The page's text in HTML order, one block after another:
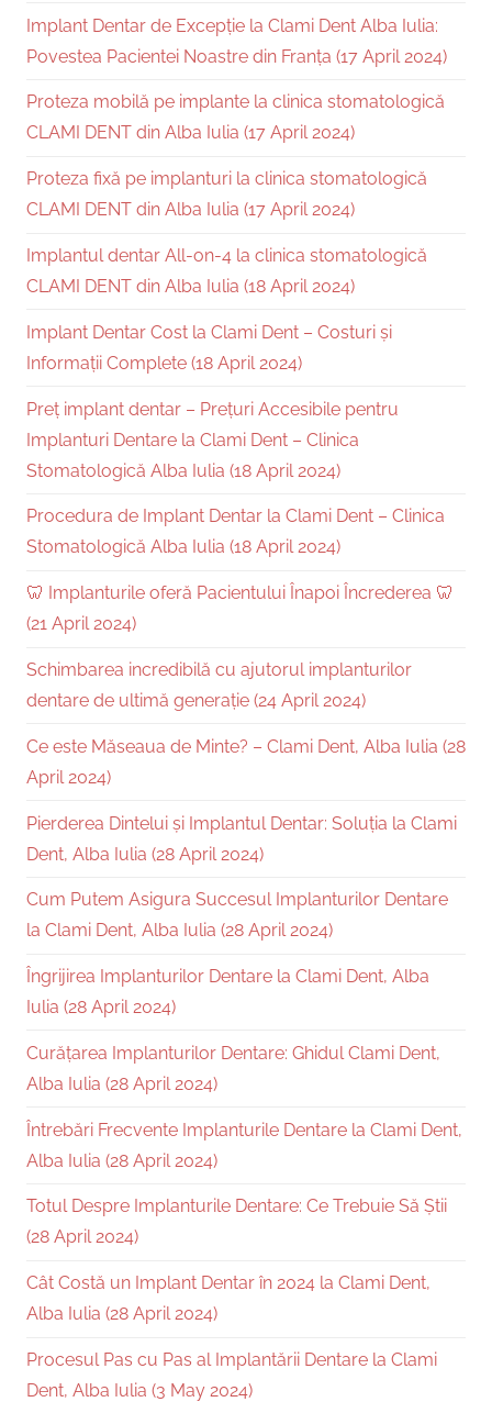
Implant Dentar de Excepție la Clami Dent Alba Iulia:
Povestea Pacientei Noastre din Franța (17 April 2024)
Proteza mobilă pe implante la clinica stomatologică
CLAMI DENT din Alba Iulia (17 April 2024)
Proteza fixă pe implanturi la clinica stomatologică
CLAMI DENT din Alba Iulia (17 April 2024)
Implantul dentar All-on-4 la clinica stomatologică
CLAMI DENT din Alba Iulia (18 April 2024)
Implant Dentar Cost la Clami Dent – Costuri și
Informații Complete (18 April 2024)
Preț implant dentar – Prețuri Accesibile pentru
Implanturi Dentare la Clami Dent – Clinica
Stomatologică Alba Iulia (18 April 2024)
Procedura de Implant Dentar la Clami Dent – Clinica
Stomatologică Alba Iulia (18 April 2024)
🦷 Implanturile oferă Pacientului Înapoi Încrederea 🦷
(21 April 2024)
Schimbarea incredibilă cu ajutorul implanturilor
dentare de ultimă generație (24 April 2024)
Ce este Măseaua de Minte? – Clami Dent, Alba Iulia (28
April 2024)
Pierderea Dintelui și Implantul Dentar: Soluția la Clami
Dent, Alba Iulia (28 April 2024)
Cum Putem Asigura Succesul Implanturilor Dentare
la Clami Dent, Alba Iulia (28 April 2024)
Îngrijirea Implanturilor Dentare la Clami Dent, Alba
Iulia (28 April 2024)
Curățarea Implanturilor Dentare: Ghidul Clami Dent,
Alba Iulia (28 April 2024)
Întrebări Frecvente Implanturile Dentare la Clami Dent,
Alba Iulia (28 April 2024)
Totul Despre Implanturile Dentare: Ce Trebuie Să Știi
(28 April 2024)
Cât Costă un Implant Dentar în 2024 la Clami Dent,
Alba Iulia (28 April 2024)
Procesul Pas cu Pas al Implantării Dentare la Clami
Dent, Alba Iulia (3 May 2024)